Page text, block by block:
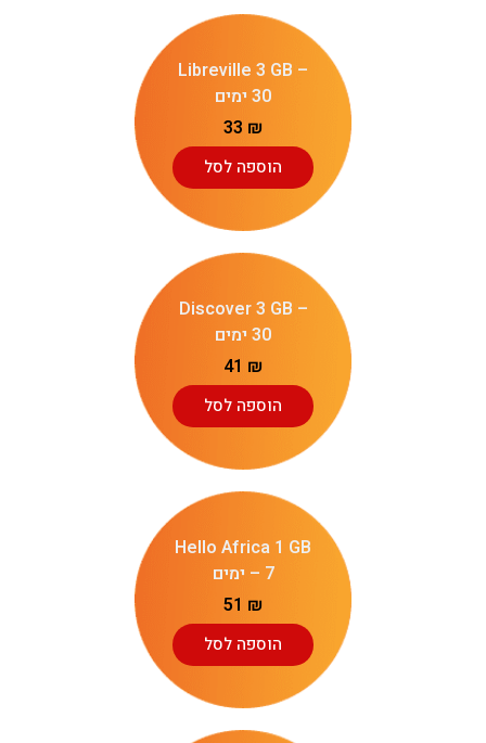
Libreville 3 GB –
30 ימים
33 ₪
הוספה לסל
Discover 3 GB –
30 ימים
41 ₪
הוספה לסל
Hello Africa 1 GB
– 7 ימים
51 ₪
הוספה לסל